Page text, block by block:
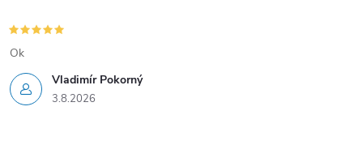
i
s
u
Vladimír Pokorný
3.8.2026
Ok